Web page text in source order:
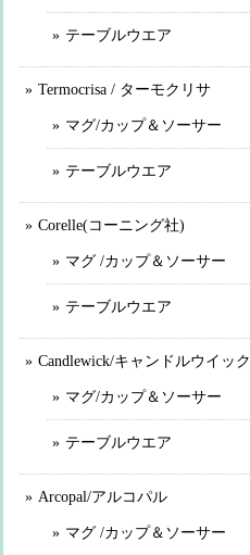
テーブルウエア
Termocrisa / ターモクリサ
マグ/カップ＆ソーサー
テーブルウエア
Corelle(コーニング社)
マグ /カップ＆ソーサー
テーブルウエア
Candlewick/キャンドルウイック
マグ/カップ＆ソーサー
テーブルウエア
Arcopal/アルコパル
マグ /カップ＆ソーサー